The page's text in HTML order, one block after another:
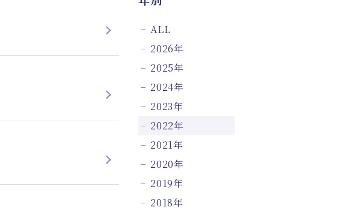
ALL
2026年
2025年
2024年
2023年
2022年
2021年
2020年
2019年
2018年